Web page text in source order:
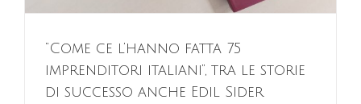
“Come ce l’hanno fatta 75
imprenditori italiani”, tra le storie
di successo anche Edil Sider